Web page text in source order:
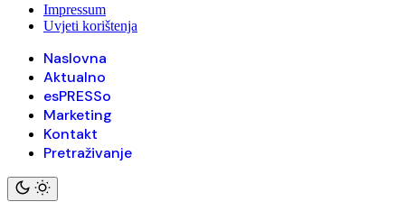
Impressum
Uvjeti korištenja
Naslovna
Aktualno
esPRESSo
Marketing
Kontakt
Pretraživanje